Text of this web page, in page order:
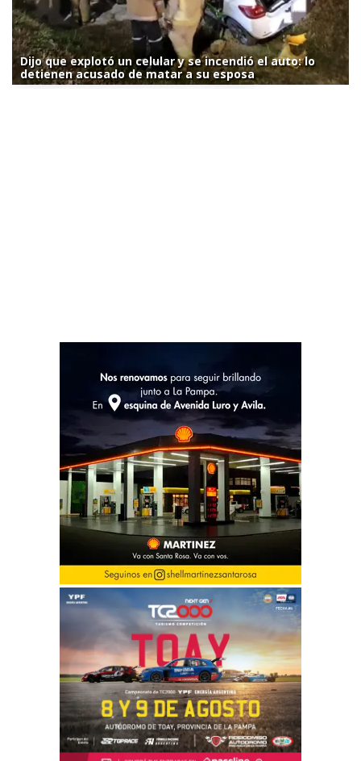
Dijo que explotó un celular y se incendió el auto: lo
detienen acusado de matar a su esposa